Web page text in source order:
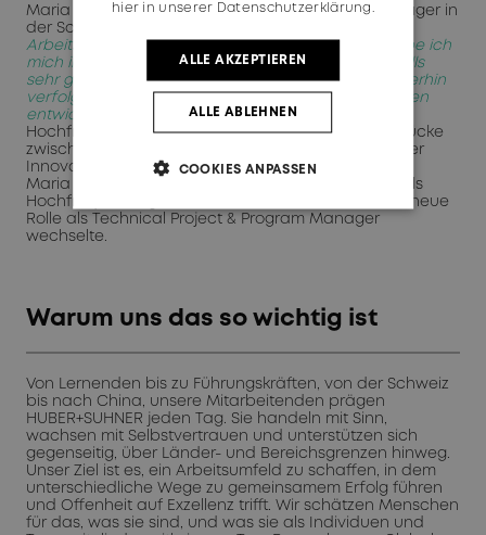
Maria Jozwicka, Technical Project & Program Manager in
der Schweiz:
Arbeitsumfeld ist sehr vielfältig. Von Anfang an habe ich
mich im Team willkommen gefühlt. Was mir ebenfalls
sehr gefällt: Ich kann meine Forschungsarbeit weiterhin
verfolgen, an Innovationen arbeiten und neue Ideen
entwickeln.“
In ihrer Rolle im Team für
Hochfrequenzkomponenten schlägt Maria eine Brücke
zwischen akademischer Forschung und praxisnaher
Innovation.
Maria begann ihre Laufbahn bei HUBER+SUHNER als
Hochfrequenzingenieurin, bevor sie kürzlich in ihre neue
Rolle als Technical Project & Program Manager
wechselte.
Warum uns das so wichtig ist
Von Lernenden bis zu Führungskräften, von der Schweiz
bis nach China, unsere Mitarbeitenden prägen
HUBER+SUHNER jeden Tag. Sie handeln mit Sinn,
wachsen mit Selbstvertrauen und unterstützen sich
gegenseitig, über Länder- und Bereichsgrenzen hinweg.
Unser Ziel ist es, ein Arbeitsumfeld zu schaffen, in dem
unterschiedliche Wege zu gemeinsamem Erfolg führen
und Offenheit auf Exzellenz trifft. Wir schätzen Menschen
für das, was sie sind, und was sie als Individuen und
hier in unserer Datenschutzerklärung.
ALLE AKZEPTIEREN
ALLE ABLEHNEN
COOKIES ANPASSEN